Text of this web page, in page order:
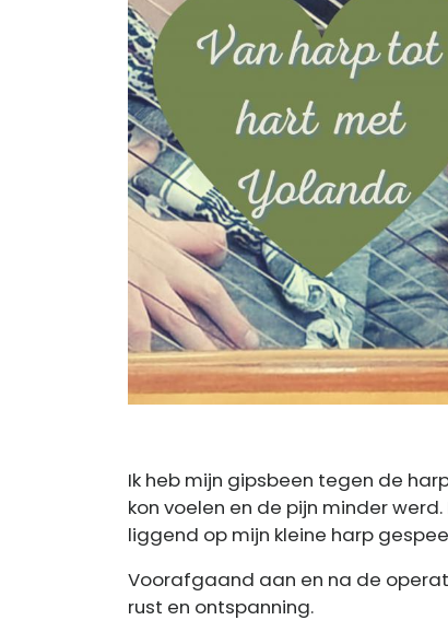
Previous
Ik heb mijn gipsbeen tegen de
kon voelen en de pijn minder
liggend op mijn kleine harp
Voorafgaand aan en na de
rust en ontspanning.